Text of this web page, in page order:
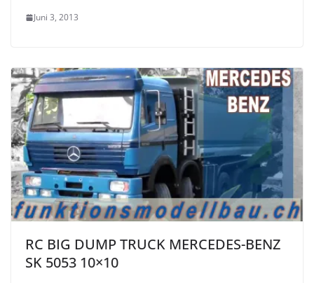
Juni 3, 2013
RC BIG DUMP TRUCK MERCEDES-BENZ
SK 5053 10×10